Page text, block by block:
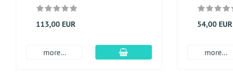
113,00 EUR
more... En el carro de compras
54,00 EUR
more...